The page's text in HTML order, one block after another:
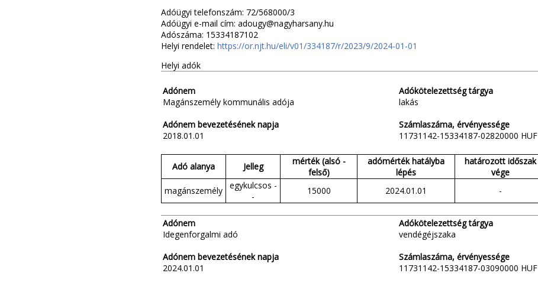
Adóügyi telefonszám: 72/568000/3
Adóügyi e-mail cím: adougy@nagyharsany.hu
Adószáma: 15334187102
Helyi rendelet: https://or.njt.hu/eli/v01/334187/r/2023/9/2024-01-01
Helyi adók
Adónem
Magánszemély kommunális adója
Adónem bevezetésének napja
2018.01.01
Adókötelezettség tárgya
lakás
Számlaszáma, érvényessége
11731142-15334187-02820000 HUF
Adó alanya Jelleg
mérték (alsó -
felső)
adómérték hatályba
lépés
határozott időszak
vége
magánszemély
egykulcsos -
-
15000 2024.01.01 -
Adónem
Idegenforgalmi adó
Adónem bevezetésének napja
2024.01.01
Adókötelezettség tárgya
vendégéjszaka
Számlaszáma, érvényessége
11731142-15334187-03090000 HUF